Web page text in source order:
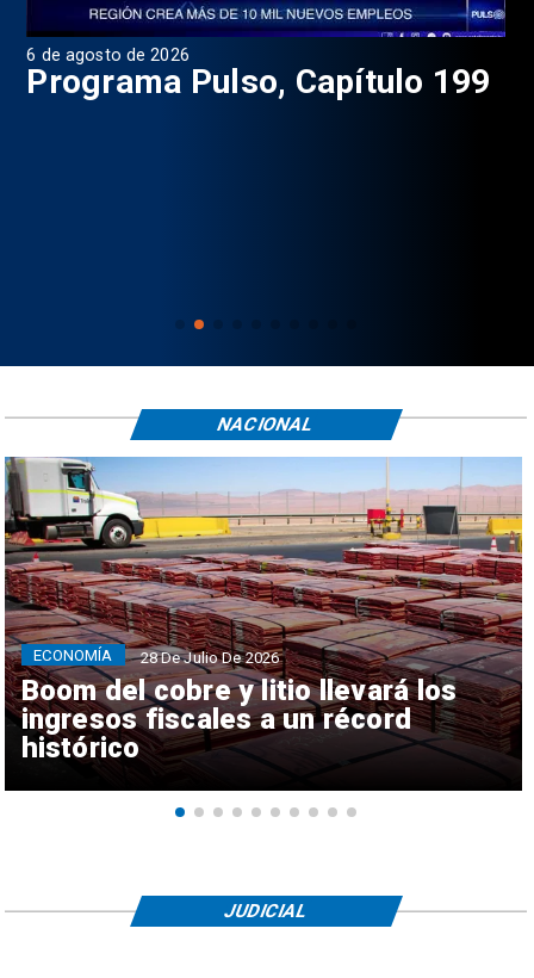
6 de agosto de 2026
Programa Pulso, Capítulo 199
Boom del cobre y litio llevará los
ingresos fiscales a un récord
histórico
ECONOMÍA 28 De Julio De 2026
NACIONAL
JUDICIAL